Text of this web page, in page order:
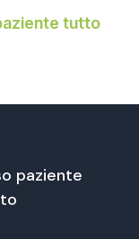
tutto
paziente